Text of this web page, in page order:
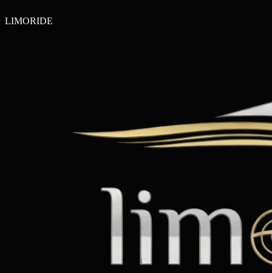
LIMORIDE